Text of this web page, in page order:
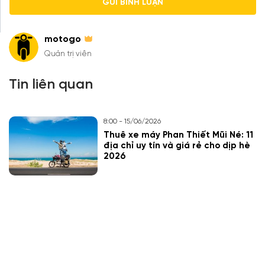
motogo
Quản trị viên
Tin liên quan
8:00 - 15/06/2026
Thuê xe máy Phan Thiết Mũi Né: 11
địa chỉ uy tín và giá rẻ cho dịp hè
2026